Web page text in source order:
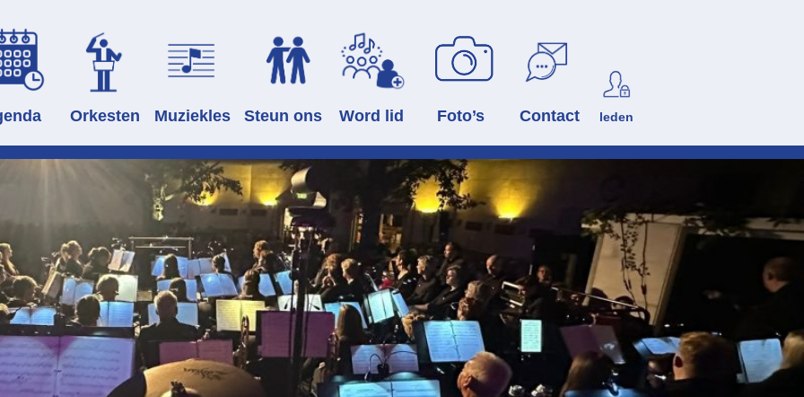
Orkesten Muziekles Steun ons Word lid Foto’s Contact leden